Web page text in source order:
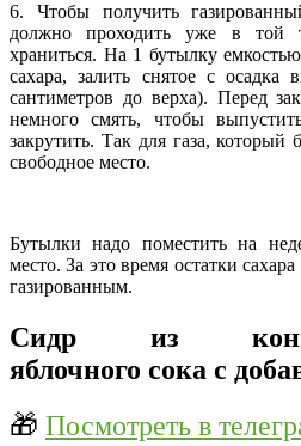
6. Чтобы получить
должно проходить уже в той
храниться. На 1 бутылку
сахара, залить снятое с осадка
сантиметров до верха). Перед
немного смять, чтобы
закрутить. Так для газа, который
свободное место.
Бутылки надо поместить на
место. За это время остатки
газированным.
Сидр из
яблочного сока с
🎁 Посмотреть в